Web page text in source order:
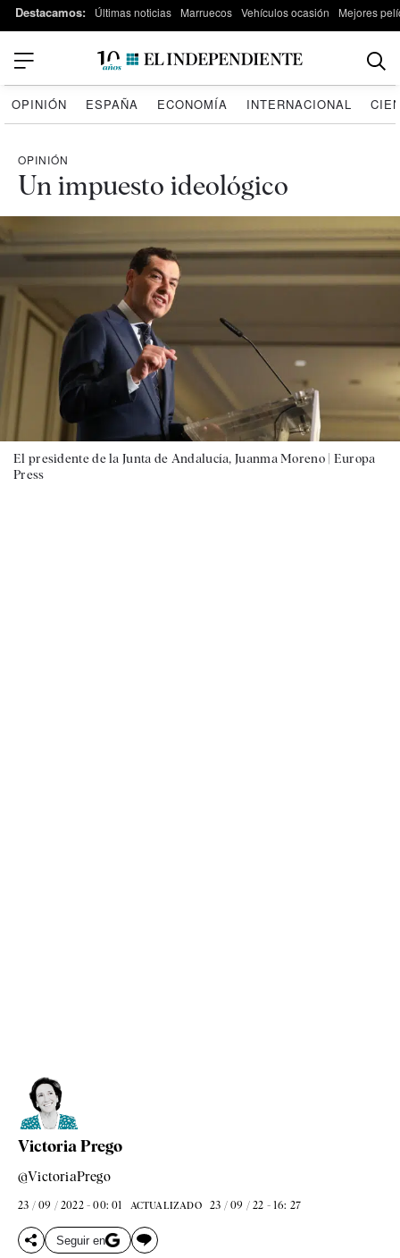
Destacamos: Últimas noticias Marruecos Vehículos ocasión Mejores
OPINIÓN ESPAÑA ECONOMÍA INTERNACIONAL
OPINIÓN
Un impuesto ideológico
El presidente de la Junta de Andalucía, Juanma Moreno | Europa
Press
Victoria Prego
@VictoriaPrego
23 / 09 / 2022 - 00: 01 ACTUALIZADO 23 / 09 / 22 - 16: 27
Seguir en